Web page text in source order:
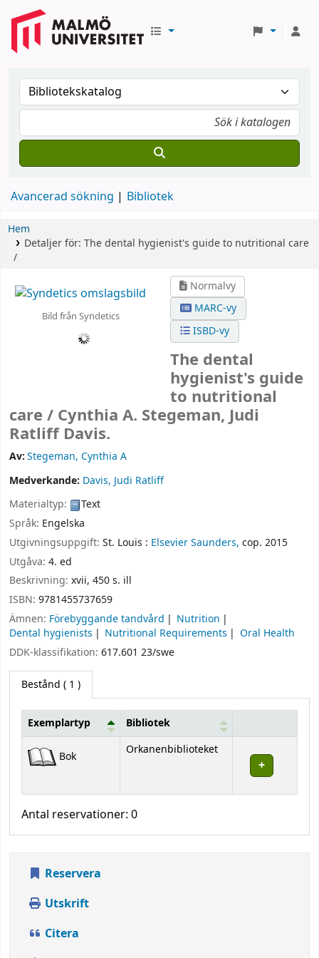
Avancerad sökning Bibliotek
Hem
Detaljer för: The dental hygienist's guide to nutritional care
/
Bild från Syndetics
Normalvy
MARC-vy
ISBD-vy
The dental
hygienist's guide
to nutritional
care / Cynthia A. Stegeman, Judi
Ratliff Davis.
Av:Stegeman, Cynthia A
Medverkande: Davis, Judi Ratliff
Materialtyp:
Text
Språk: Engelska
Utgivningsuppgift: St. Louis : Elsevier Saunders, cop. 2015
Utgåva: 4. ed
Beskrivning: xvii, 450 s. ill
ISBN: 9781455737659
Ämnen: Förebyggande tandvård
Nutrition
Dental hygienists
Nutritional Requirements
Oral Health
DDK-klassifikation: 617.601 23/swe
Bestånd ( 1 )
Exemplartyp Bibliotek
Bok Orkanenbiblioteket
Antal reservationer: 0
Reservera
Utskrift
Citera